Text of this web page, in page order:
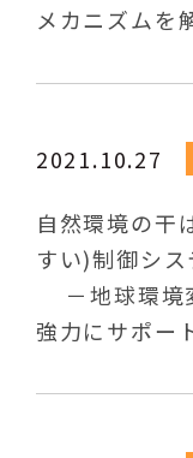
メカニズムを
2021.10.27
自然環境の干
すい)制御シ
－地球環境
強力にサポー